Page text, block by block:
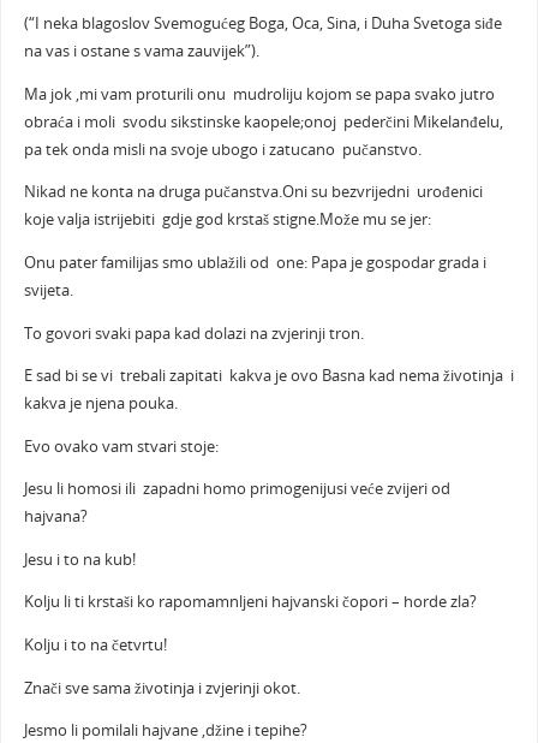
(“I neka blagoslov Svemogućeg Boga, Oca, Sina, i Duha Svetoga siđe
na vas i ostane s vama zauvijek”).
Ma jok ,mi vam proturili onu mudroliju kojom se papa svako jutro
obraća i moli svodu sikstinske kaopele;onoj pederčini Mikelanđelu,
pa tek onda misli na svoje ubogo i zatucano pučanstvo.
Nikad ne konta na druga pučanstva.Oni su bezvrijedni urođenici
koje valja istrijebiti gdje god krstaš stigne.Može mu se jer:
Onu pater familijas smo ublažili od one: Papa je gospodar grada i
svijeta.
To govori svaki papa kad dolazi na zvjerinji tron.
E sad bi se vi trebali zapitati kakva je ovo Basna kad nema životinja i
kakva je njena pouka.
Evo ovako vam stvari stoje:
Jesu li homosi ili zapadni homo primogenijusi veće zvijeri od
hajvana?
Jesu i to na kub!
Kolju li ti krstaši ko rapomamnljeni hajvanski čopori – horde zla?
Kolju i to na četvrtu!
Znači sve sama životinja i zvjerinji okot.
Jesmo li pomilali hajvane ,džine i tepihe?